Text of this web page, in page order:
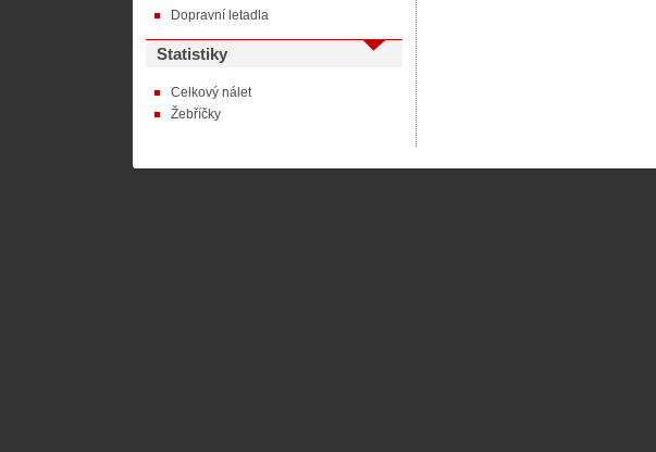
Dopravní letadla
Statistiky
Celkový nálet
Žebříčky